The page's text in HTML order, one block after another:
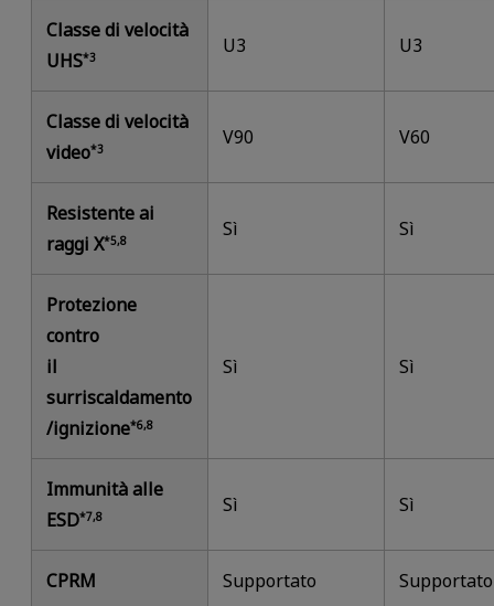
Classe di velocità
UHS*3 U3 U3
Classe di velocità
video*3 V90 V60
Resistente ai
raggi X*5,8 Sì Sì
Protezione
contro
il
surriscaldamento
/ignizione*6,8
Sì Sì
Immunità alle
ESD*7,8 Sì Sì
CPRM Supportato Supportato